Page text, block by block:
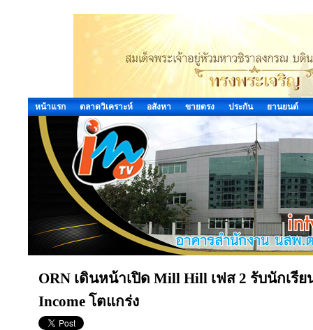
หน้าแรก ตลาดวิเคราะห์ อสังหา ขายตรง ประกัน ยานยนต์
ORN เดินหน้าเปิด Mill Hill เฟส 2 รับนักเรี
Income โตแกร่ง